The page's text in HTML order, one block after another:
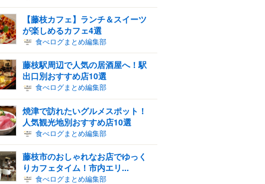
【藤枝カフェ】ランチ＆スイーツ
が楽しめるカフェ4選
食べログまとめ編集部
藤枝駅周辺で人気の居酒屋へ！駅
出口別おすすめ店10選
食べログまとめ編集部
焼津で訪れたいグルメスポット！
人気観光地別おすすめ店10選
食べログまとめ編集部
藤枝市のおしゃれなお店でゆっく
りカフェタイム！市内エリ...
食べログまとめ編集部